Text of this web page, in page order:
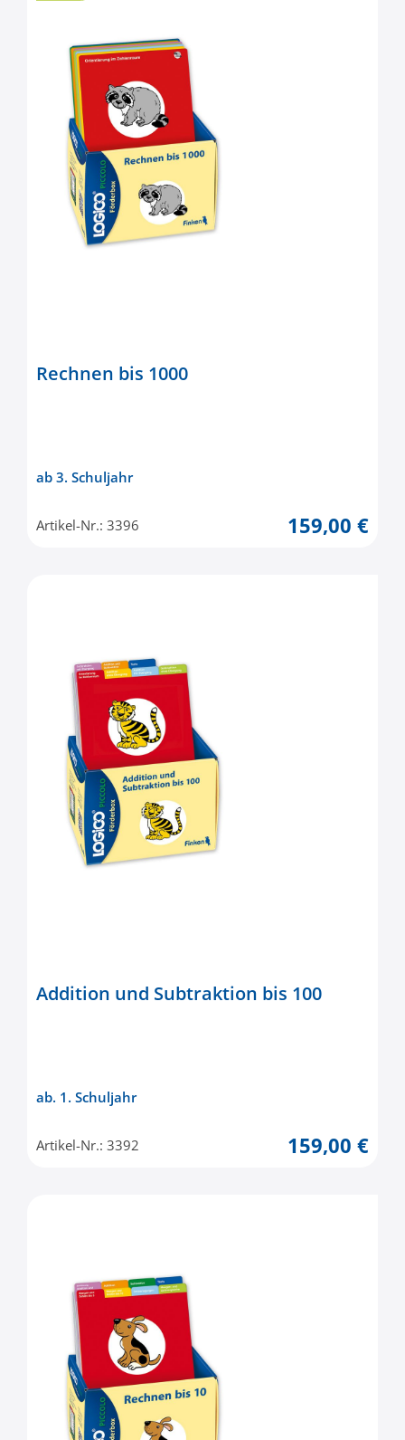
Rechnen bis 1000
ab 3. Schuljahr
Artikel-Nr.: 3396 159,00 €
Addition und Subtraktion bis 100
ab. 1. Schuljahr
Artikel-Nr.: 3392 159,00 €